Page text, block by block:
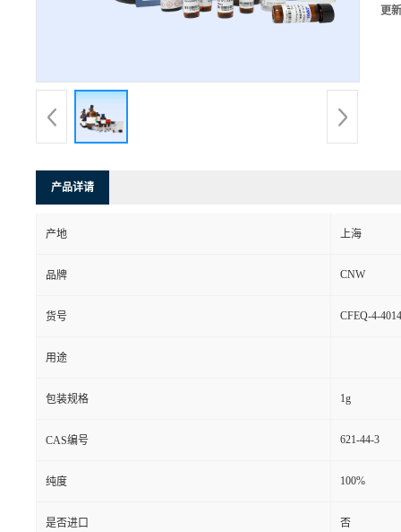
更
产品详请
产地 上海
品牌 CNW
货号 CFEQ-4-
用途
包装规格 1g
CAS编号 621-44-3
纯度 100%
是否进口 否